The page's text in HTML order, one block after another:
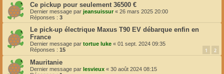
Ce pickup pour seulement 36500 €
Dernier message par jeansuissur« 26 mars 2025 20:00
Réponses : 3
Le pick-up électrique Maxus T90 EV débarque enfin en
France
Dernier message par tortue luke « 01 sept. 2024 09:35
Réponses : 15 1 2
Mauritanie
Dernier message par lesvieux « 30 août 2024 08:15